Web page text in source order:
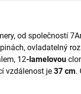
od společností
ovladatelný
12-lamelovou
vzdálenost je 37 cm.